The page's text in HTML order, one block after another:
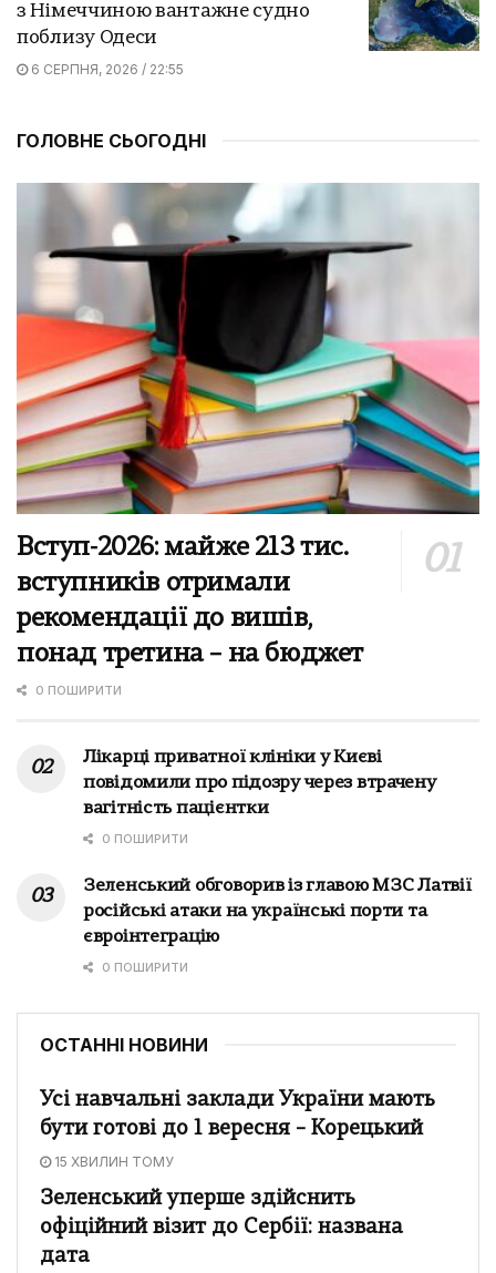
з Німеччиною вантажне судно
поблизу Одеси
6 СЕРПНЯ, 2026 / 22:55
ГОЛОВНЕ СЬОГОДНІ
Вступ-2026: майже 213 тис.
вступників отримали
рекомендації до вишів,
понад третина – на бюджет
0 ПОШИРИТИ
Лікарці приватної клініки у Києві
повідомили про підозру через втрачену
вагітність пацієнтки
0 ПОШИРИТИ
Зеленський обговорив із главою МЗС Латвії
російські атаки на українські порти та
євроінтеграцію
0 ПОШИРИТИ
ОСТАННІ НОВИНИ
Усі навчальні заклади України мають
бути готові до 1 вересня – Корецький
15 ХВИЛИН ТОМУ
Зеленський уперше здійснить
офіційний візит до Сербії: названа
дата